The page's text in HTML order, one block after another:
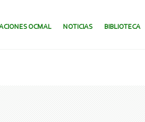
OCMAL NOTICIAS BIBLIOTECA